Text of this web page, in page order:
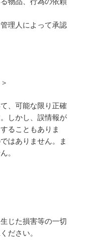
理人によって承認
、可能な限り正確
しかし、誤情報が
ることもありま
はありません。ま
。
じた損害等の一切
ださい。